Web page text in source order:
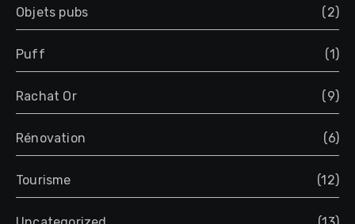
Objets pubs (2)
Puff (1)
Rachat Or (9)
Rénovation (6)
Tourisme (12)